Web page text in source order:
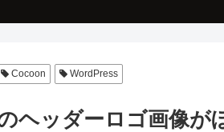
Cocoon WordPress
ヘッダーロゴ画像が